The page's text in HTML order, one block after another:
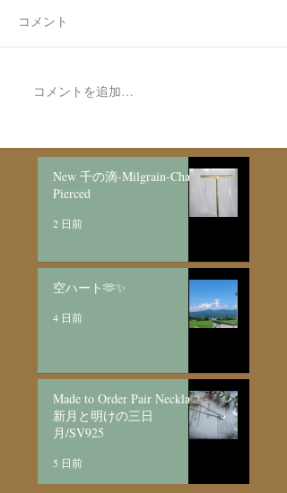
7月最後の日録
コメント
コメントを追加…
New 千の滴-Milgrain-Chain
Pierced
2 日前
空ハート🫶✨
4 日前
Made to Order Pair Necklace
新月と明けの三日
月/SV925
5 日前